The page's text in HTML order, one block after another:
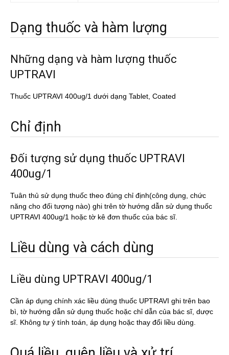
Dạng thuốc và hàm lượng
Những dạng và hàm lượng thuốc
UPTRAVI
Thuốc UPTRAVI 400ug/1 dưới dạng Tablet, Coated
Chỉ định
Đối tượng sử dụng thuốc UPTRAVI
400ug/1
Tuân thủ sử dụng thuốc theo đúng chỉ định(công dụng, chức
năng cho đối tượng nào) ghi trên tờ hướng dẫn sử dụng thuốc
UPTRAVI 400ug/1 hoặc tờ kê đơn thuốc của bác sĩ.
Liều dùng và cách dùng
Liều dùng UPTRAVI 400ug/1
Cần áp dụng chính xác liều dùng thuốc UPTRAVI ghi trên bao
bì, tờ hướng dẫn sử dụng thuốc hoặc chỉ dẫn của bác sĩ, dược
sĩ. Không tự ý tính toán, áp dụng hoặc thay đổi liều dùng.